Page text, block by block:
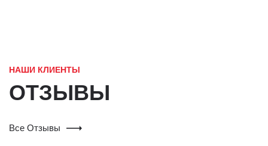
НАШИ КЛИЕНТЫ
ОТЗЫВЫ
Все Отзывы